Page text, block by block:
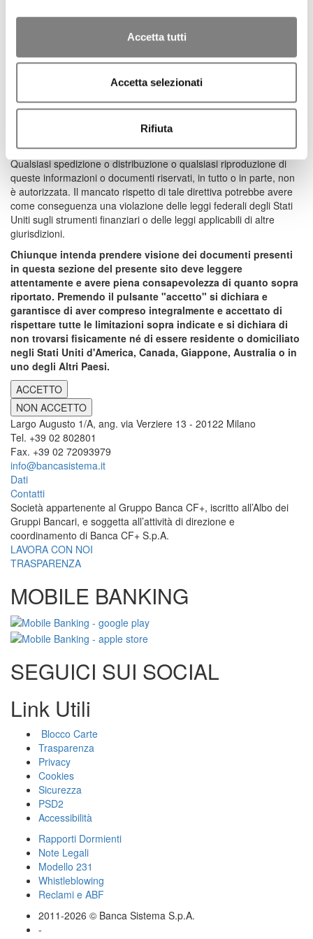
Accetta tutti
Accetta selezionati
Rifiuta
Australia o negli Altri Paesi, incluso attraverso la distribuzione,
l'invio o la spedizione negli o dagli Stati Uniti d'America, Canada,
Giappone e Australia, tramite qualsiasi mezzo di comunicazione o
commercio nazionale o internazionale (ivi inclusi, a titolo
esemplificativo ma non esaustivo, la trasmissione via fax, posta
comunicazione o commercio nazionale o internazionale degli Altri
Paesi (ivi inclusi, a titolo esemplificativo ma non esaustivo, la rete
postale, la trasmissione via fax, telex, posta elettronica, telefono e
Internet), né attraverso qualsivoglia struttura di alcuno degli
Qualsiasi spedizione o distribuzione o qualsiasi riproduzione di
queste informazioni o documenti riservati, in tutto o in parte, non
è autorizzata. Il mancato rispetto di tale direttiva potrebbe avere
come conseguenza una violazione delle leggi federali degli Stati
Uniti sugli strumenti finanziari o delle leggi applicabili di altre
giurisdizioni.
Chiunque intenda prendere visione dei documenti presenti
in questa sezione del presente sito deve leggere
attentamente e avere piena consapevolezza di quanto sopra
riportato. Premendo il pulsante "accetto" si dichiara e
garantisce di aver compreso integralmente e accettato di
rispettare tutte le limitazioni sopra indicate e si dichiara di
non trovarsi fisicamente né di essere residente o domiciliato
negli Stati Uniti d'America, Canada, Giappone, Australia o in
uno degli Altri Paesi.
ACCETTO
NON ACCETTO
Largo Augusto 1/A, ang. via Verziere 13 - 20122 Milano
Tel. +39 02 802801
Fax. +39 02 72093979
info@bancasistema.it
Dati
Contatti
Società appartenente al Gruppo Banca CF+, iscritto all’Albo dei
Gruppi Bancari, e soggetta all’attività di direzione e
coordinamento di Banca CF+ S.p.A.
LAVORA CON NOI
TRASPARENZA
MOBILE BANKING
SEGUICI SUI SOCIAL
Link Utili
Blocco Carte
Trasparenza
Privacy
Cookies
Sicurezza
PSD2
Accessibilità
Rapporti Dormienti
Note Legali
Modello 231
Whistleblowing
Reclami e ABF
2011-2026 © Banca Sistema S.p.A.
-